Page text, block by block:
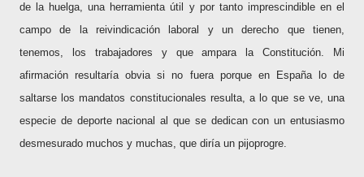
de la huelga, una herramienta útil y por tanto imprescindible en el
campo de la reivindicación laboral y un derecho que tienen,
tenemos, los trabajadores y que ampara la Constitución. Mi
afirmación resultaría obvia si no fuera porque en España lo de
saltarse los mandatos constitucionales resulta, a lo que se ve, una
especie de deporte nacional al que se dedican con un entusiasmo
desmesurado muchos y muchas, que diría un pijoprogre.